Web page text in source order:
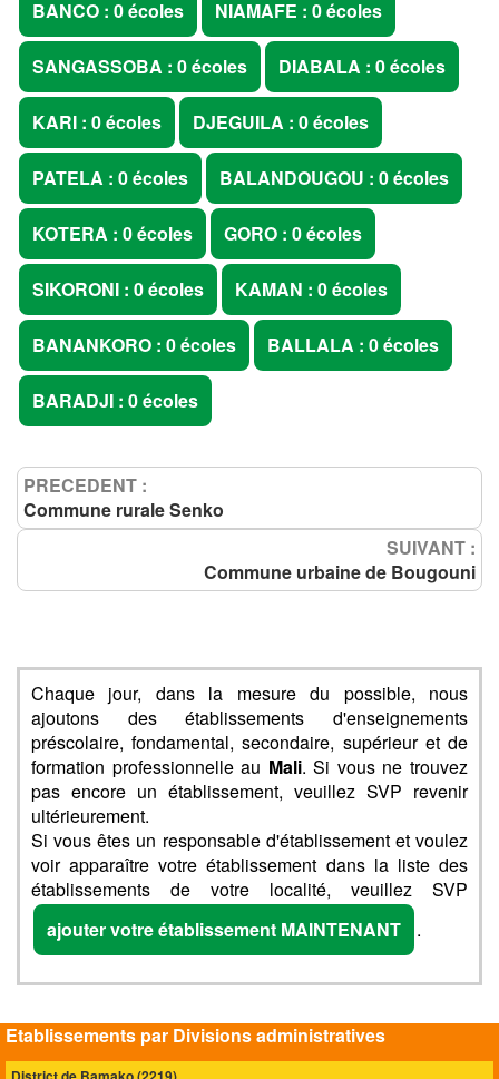
BANCO : 0 écoles NIAMAFE : 0 écoles
SANGASSOBA : 0 écoles DIABALA : 0 écoles
KARI : 0 écoles DJEGUILA : 0 écoles
PATELA : 0 écoles BALANDOUGOU : 0 écoles
KOTERA : 0 écoles GORO : 0 écoles
SIKORONI : 0 écoles KAMAN : 0 écoles
BANANKORO : 0 écoles BALLALA : 0 écoles
BARADJI : 0 écoles
PRECEDENT :
Commune rurale Senko
SUIVANT :
Commune urbaine de Bougouni
Chaque jour, dans la mesure du possible, nous
ajoutons des établissements d'enseignements
préscolaire, fondamental, secondaire, supérieur et de
formation professionnelle au Mali. Si vous ne trouvez
pas encore un établissement, veuillez SVP revenir
ultérieurement.
Si vous êtes un responsable d'établissement et voulez
voir apparaître votre établissement dans la liste des
établissements de votre localité, veuillez SVP
ajouter votre établissement MAINTENANT
.
Etablissements par Divisions administratives